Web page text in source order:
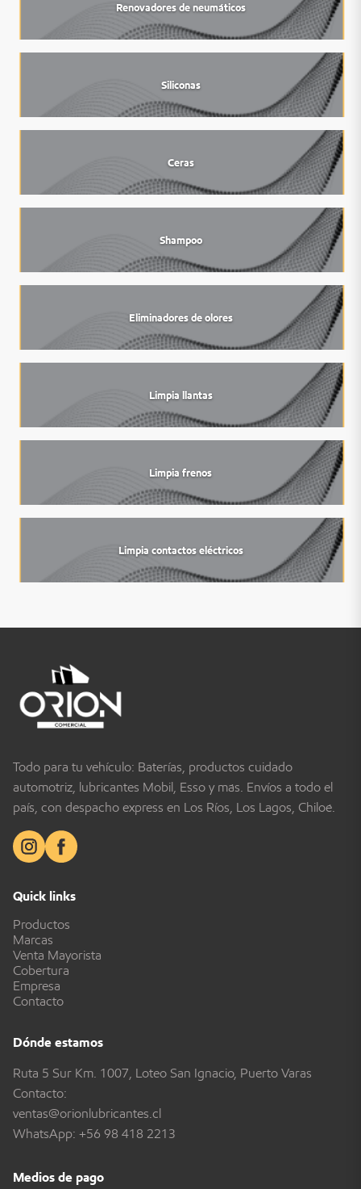
Renovadores de neumáticos
Siliconas
Ceras
Shampoo
Eliminadores de olores
Limpia llantas
Limpia frenos
Limpia contactos eléctricos
Todo para tu vehículo: Baterías, productos cuidado
automotriz, lubricantes Mobil, Esso y más. Envíos a todo el
país, con despacho express en Los Ríos, Los Lagos, Chiloé.
Quick links
Productos
Marcas
Venta Mayorista
Cobertura
Empresa
Contacto
Dónde estamos
Ruta 5 Sur Km. 1007, Loteo San Ignacio, Puerto Varas
Contacto:
ventas@orionlubricantes.cl
WhatsApp: +56 98 418 2213
Medios de pago